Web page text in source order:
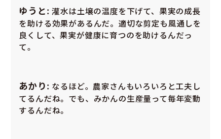
ゆうと: 灌水は土壌の温度を下げて、果実の成長
を助ける効果があるんだ。適切な剪定も風通しを
良くして、果実が健康に育つのを助けるんだっ
て。
あかり: なるほど。農家さんもいろいろと工夫し
てるんだね。でも、みかんの生産量って毎年変動
するんだね。